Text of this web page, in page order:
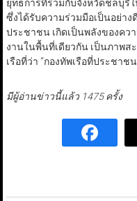
ยุทธการที่ร่วมกับจังหวัดชลบุรี
ซึ่งได้รับความร่วมมือเป็นอย่าง
ประชาชน เกิดเป็นพลังของคว
งานในพื้นที่เดียวกัน เป็นภาพ
เรือที่ว่า “กองทัพเรือที่ประชา
มีผู้อ่านข่าวนี้แล้ว 1475 ครั้ง